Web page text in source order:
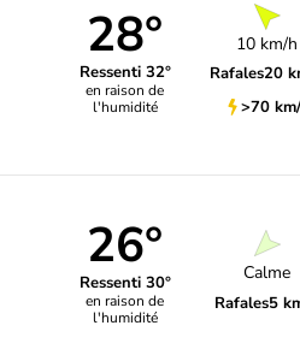
28°
Ressenti 32°
en raison de
l'humidité
10 km/h
Rafales20
>70
26°
Ressenti 30°
en raison de
l'humidité
Calme
Rafales5